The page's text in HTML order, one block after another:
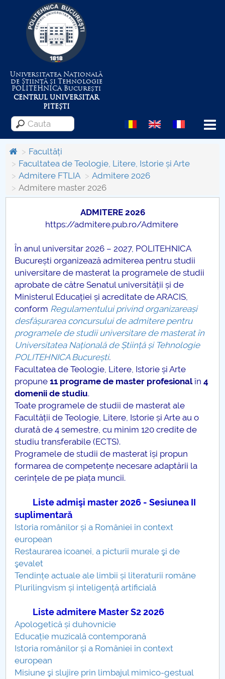
Universitatea Națională
de Știință și Tehnologie
POLITEHNICABucurești
CENTRUL UNIVERSITAR
PITEȘTI
Menu
Despre Universitate
Centrul de Management al Proiectelor
Consiliul de Administratie
Nr. de telefon si adrese Facultăți
Admitere
Români de pretutindeni - ADMITERE
Senat
Facultăți
Studenți
Ghiduri pentru STUDENȚI
Relații Publice
Relații Internaționale
PNRR
Proiect SU-ETIC
Protecția datelor personale
UNIVERSITATE pentru comunitate
IOSUD/CSUD-Doctorate
Comisie de etica unversitară
Evenimente CUP
Accesibilitate pentru studenții cu dizabilități
Facultăți
Facultatea de Teologie, Litere, Istorie și Arte
Admitere FTLIA
Admitere 2026
Admitere master 2026
ADMITERE 2026
https://admitere.pub.ro/Admitere
În anul universitar 2026 – 2027, POLITEHNICA
București organizează admiterea pentru studii
universitare de masterat la programele de studii
aprobate de către Senatul universității și de
Ministerul Educației și acreditate de ARACIS,
conform Regulamentului privind organizareași
desfășurarea concursului de admitere pentru
programele de studii universitare de masterat în
Universitatea Națională de Știință și Tehnologie
POLITEHNICA București.
Facultatea de Teologie, Litere, Istorie și Arte
propune11 programe de master profesionalîn4
domenii de studiu.
Toate programele de studii de masterat ale
Facultății de Teologie, Litere, Istorie și Arte au o
durată de 4 semestre, cu minim 120 credite de
studiu transferabile (ECTS).
Programele de studii de masterat își propun
formarea de competențe necesare adaptării la
cerințele de pe piața muncii.
Liste admişi master 2026 - Sesiunea II
suplimentară
Istoria românilor și a României în context
european
Restaurarea icoanei, a picturii murale şi de
şevalet
Tendințe actuale ale limbii și literaturii române
Plurilingvism și inteligență artificială
Liste admitere Master S2 2026
Apologetică și duhovnicie
Educație muzicală contemporană
Istoria românilor și a României în context
european
Misiune şi slujire prin limbajul mimico-gestual